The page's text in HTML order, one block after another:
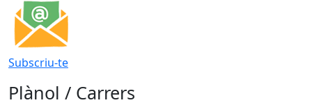
Subscriu-te
Plànol / Carrers